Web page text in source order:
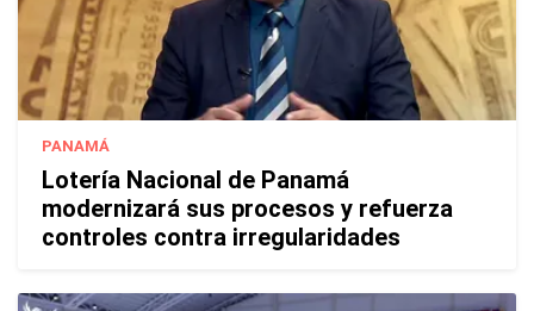
PANAMÁ
Lotería Nacional de Panamá
modernizará sus procesos y refuerza
controles contra irregularidades